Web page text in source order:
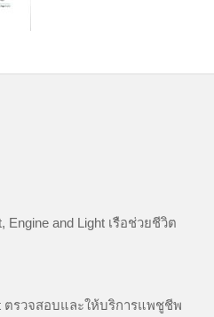
Engine and Light เรือช่วยชีวิต
ตรวจสอบและให้บริการแพชูชีพ